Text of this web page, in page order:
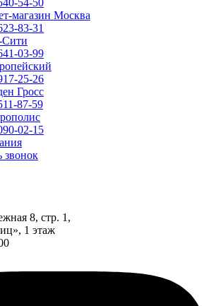
54-50
магазин Москва
83-31
Сити
03-99
25-26
Гросс
87-59
02-15
звонок
8, стр. 1,
1 этаж